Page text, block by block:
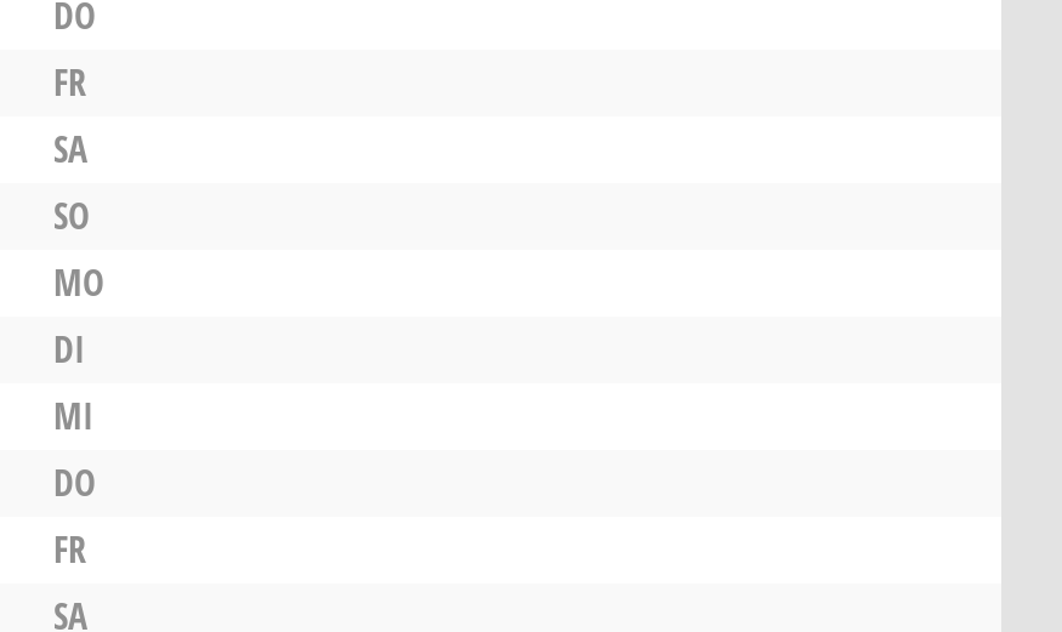
DO
FR
SA
SO
MO
DI
MI
DO
FR
SA